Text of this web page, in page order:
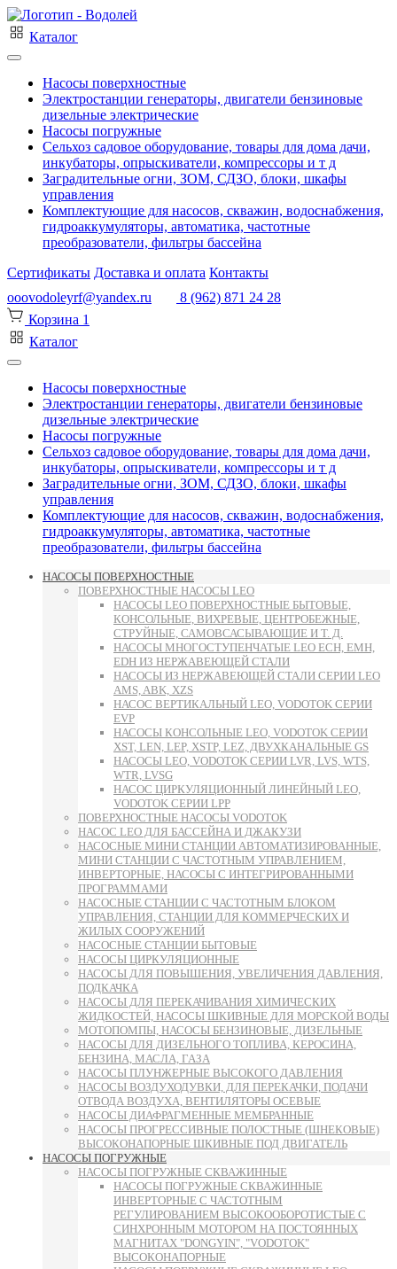
Каталог
Насосы поверхностные
Электростанции генераторы, двигатели бензиновые
дизельные электрические
Насосы погружные
Сельхоз садовое оборудование, товары для дома дачи,
инкубаторы, опрыскиватели, компрессоры и т д
Заградительные огни, ЗОМ, СДЗО, блоки, шкафы
управления
Комплектующие для насосов, скважин, водоснабжения,
гидроаккумуляторы, автоматика, частотные
преобразователи, фильтры бассейна
Сертификаты Доставка и оплата Контакты
ooovodoleyrf@yandex.ru
8 (962) 871 24 28
Корзина 1
Каталог
Насосы поверхностные
Электростанции генераторы, двигатели бензиновые
дизельные электрические
Насосы погружные
Сельхоз садовое оборудование, товары для дома дачи,
инкубаторы, опрыскиватели, компрессоры и т д
Заградительные огни, ЗОМ, СДЗО, блоки, шкафы
управления
Комплектующие для насосов, скважин, водоснабжения,
гидроаккумуляторы, автоматика, частотные
преобразователи, фильтры бассейна
НАСОСЫ ПОВЕРХНОСТНЫЕ
ПОВЕРХНОСТНЫЕ НАСОСЫ LEO
НАСОСЫ LEO ПОВЕРХНОСТНЫЕ БЫТОВЫЕ,
КОНСОЛЬНЫЕ, ВИХРЕВЫЕ, ЦЕНТРОБЕЖНЫЕ,
СТРУЙНЫЕ, САМОВСАСЫВАЮЩИЕ И Т. Д.
НАСОСЫ МНОГОСТУПЕНЧАТЫЕ LEO ECH, EMH,
EDH ИЗ НЕРЖАВЕЮЩЕЙ СТАЛИ
НАСОСЫ ИЗ НЕРЖАВЕЮЩЕЙ СТАЛИ СЕРИИ LEO
AMS, ABK, XZS
НАСОС ВЕРТИКАЛЬНЫЙ LEO, VODOTOK СЕРИИ
EVP
НАСОСЫ КОНСОЛЬНЫЕ LEO, VODOTOK СЕРИИ
XST, LEN, LEP, XSTP, LEZ, ДВУХКАНАЛЬНЫЕ GS
НАСОСЫ LEO, VODOTOK СЕРИИ LVR, LVS, WTS,
WTR, LVSG
НАСОС ЦИРКУЛЯЦИОННЫЙ ЛИНЕЙНЫЙ LEO,
VODOTOK СЕРИИ LPP
ПОВЕРХНОСТНЫЕ НАСОСЫ VODOTOK
НАСОС LEO ДЛЯ БАССЕЙНА И ДЖАКУЗИ
НАСОСНЫЕ МИНИ СТАНЦИИ АВТОМАТИЗИРОВАННЫЕ,
МИНИ СТАНЦИИ С ЧАСТОТНЫМ УПРАВЛЕНИЕМ,
ИНВЕРТОРНЫЕ, НАСОСЫ С ИНТЕГРИРОВАННЫМИ
ПРОГРАММАМИ
НАСОСНЫЕ СТАНЦИИ С ЧАСТОТНЫМ БЛОКОМ
УПРАВЛЕНИЯ, СТАНЦИИ ДЛЯ КОММЕРЧЕСКИХ И
ЖИЛЫХ СООРУЖЕНИЙ
НАСОСНЫЕ СТАНЦИИ БЫТОВЫЕ
НАСОСЫ ЦИРКУЛЯЦИОННЫЕ
НАСОСЫ ДЛЯ ПОВЫШЕНИЯ, УВЕЛИЧЕНИЯ ДАВЛЕНИЯ,
ПОДКАЧКА
НАСОСЫ ДЛЯ ПЕРЕКАЧИВАНИЯ ХИМИЧЕСКИХ
ЖИДКОСТЕЙ, НАСОСЫ ШКИВНЫЕ ДЛЯ МОРСКОЙ ВОДЫ
МОТОПОМПЫ, НАСОСЫ БЕНЗИНОВЫЕ, ДИЗЕЛЬНЫЕ
НАСОСЫ ДЛЯ ДИЗЕЛЬНОГО ТОПЛИВА, КЕРОСИНА,
БЕНЗИНА, МАСЛА, ГАЗА
НАСОСЫ ПЛУНЖЕРНЫЕ ВЫСОКОГО ДАВЛЕНИЯ
НАСОСЫ ВОЗДУХОДУВКИ, ДЛЯ ПЕРЕКАЧКИ, ПОДАЧИ
ОТВОДА ВОЗДУХА, ВЕНТИЛЯТОРЫ ОСЕВЫЕ
НАСОСЫ ДИАФРАГМЕННЫЕ МЕМБРАННЫЕ
НАСОСЫ ПРОГРЕССИВНЫЕ ПОЛОСТНЫЕ (ШНЕКОВЫЕ)
ВЫСОКОНАПОРНЫЕ ШКИВНЫЕ ПОД ДВИГАТЕЛЬ
НАСОСЫ ПОГРУЖНЫЕ
НАСОСЫ ПОГРУЖНЫЕ СКВАЖИННЫЕ
НАСОСЫ ПОГРУЖНЫЕ СКВАЖИННЫЕ
ИНВЕРТОРНЫЕ С ЧАСТОТНЫМ
РЕГУЛИРОВАНИЕМ ВЫСОКООБОРОТИСТЫЕ С
СИНХРОННЫМ МОТОРОМ НА ПОСТОЯННЫХ
МАГНИТАХ "DONGYIN", "VODOTOK"
ВЫСОКОНАПОРНЫЕ